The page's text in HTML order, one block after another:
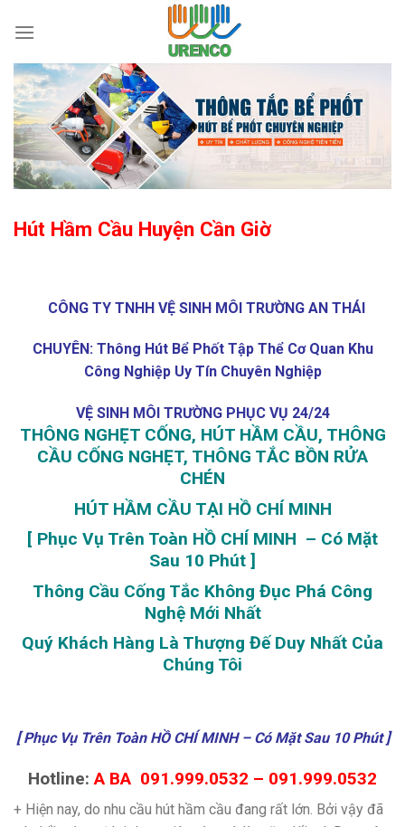
Hút Hầm Cầu Huyện Cần Giờ
CÔNG TY TNHH VỆ SINH MÔI TRƯỜNG AN THÁI
CHUYÊN: Thông Hút Bể Phốt Tập Thể Cơ Quan Khu
Công Nghiệp Uy Tín Chuyên Nghiệp
VỆ SINH MÔI TRƯỜNG PHỤC VỤ 24/24
THÔNG NGHẸT CỐNG, HÚT HẦM CẦU, THÔNG
CẦU CỐNG NGHẸT, THÔNG TẮC BỒN RỬA
CHÉN
HÚT HẦM CẦU TẠI HỒ CHÍ MINH
[ Phục Vụ Trên Toàn HỒ CHÍ MINH – Có Mặt
Sau 10 Phút ]
Thông Cầu Cống Tắc Không Đục Phá Công
Nghệ Mới Nhất
Quý Khách Hàng Là Thượng Đế Duy Nhất Của
Chúng Tôi
[ Phục Vụ Trên Toàn HỒ CHÍ MINH – Có Mặt Sau 10 Phút ]
Hotline:A BA 091.999.0532 – 091.999.0532
+ Hiện nay, do nhu cầu hút hầm cầu đang rất lớn. Bởi vậy đã